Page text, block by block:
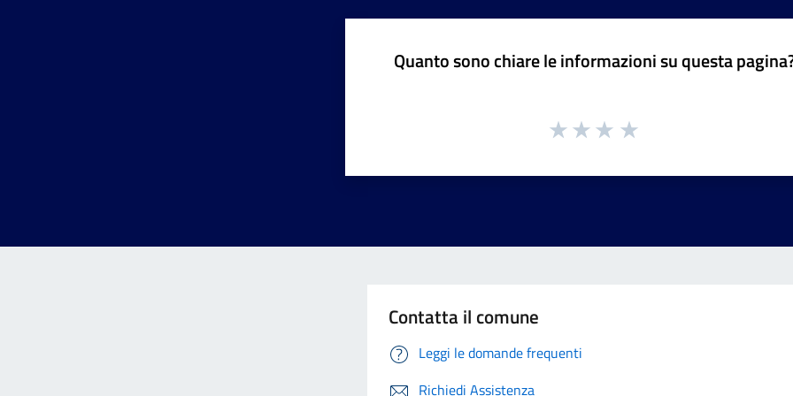
Quanto sono chiare le informazioni su questa
Contatta il comune
Leggi le domande frequenti
Richiedi Assistenza